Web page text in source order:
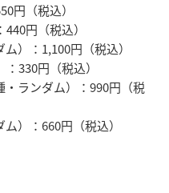
円（税込）
円（税込）
）：1,100円（税込）
330円（税込）
・ランダム）：990円（税
）：660円（税込）